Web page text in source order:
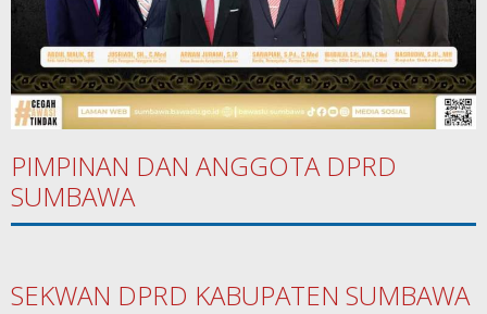
PIMPINAN DAN ANGGOTA DPRD
SUMBAWA
SEKWAN DPRD KABUPATEN SUMBAWA